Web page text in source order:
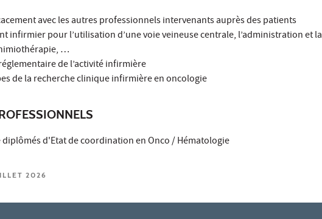
avec les autres professionnels intervenants auprès des patients
infirmier pour l’utilisation d’une voie veineuse centrale, l’administration et la
…
de l’activité infirmière
de la recherche clinique infirmière en oncologie
d'Etat de coordination en Onco / Hématologie
2026